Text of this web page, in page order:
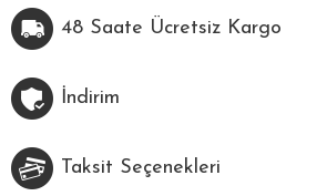
48 Saate Ücretsiz Kargo
İndirim
Taksit Seçenekleri